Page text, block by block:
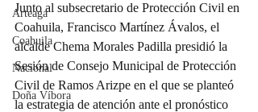
Arteaga
Coahuila
Nacional
Doña Víbora
Junto al subsecretario de Protección Civil en
Coahuila, Francisco Martínez Ávalos, el
alcalde Chema Morales Padilla presidió la
Sesión de Consejo Municipal de Protección
Civil de Ramos Arizpe en el que se planteó
la estrategia de atención ante el pronóstico